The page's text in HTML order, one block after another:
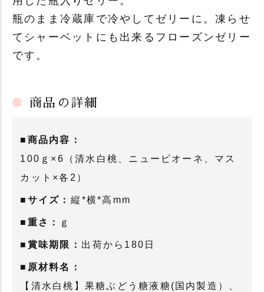
瓶のまま冷蔵庫で冷やしてゼリーに。凍らせ
てシャーベットにも出来るフローズンゼリー
です。
商品の詳細
■商品内容：
100ｇ×6（清水白桃、ニューピオーネ、マス
カット×各2）
■サイズ： 縦*横*高mm
■重さ： ｇ
■賞味期限： 出荷から180日
■原材料名：
【清水白桃】果糖ぶどう糖液糖(国内製造）、